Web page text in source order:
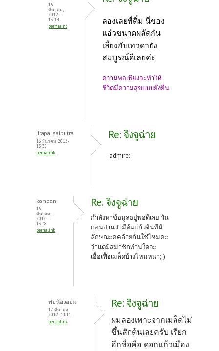
16
มีนาคม,
2012 -
13:14
permalink
ลองเลยพี่ติ๋ม นี่ของ
แอ๋วขนาดผลัดกัน
เลี้ยงกับเทวดายัง
สมบูรณ์ดีเลยค่ะ
ความพอเพียงจะทำให้
ชีวิตมีความสุขแบบยั่งยืน
jirapa_saibutra
16 มีนาคม, 2012 -
13:35
permalink
Re: จิงจูฉ่าย
:admire:
kampan
16
มีนาคม,
2012 -
13:48
permalink
Re: จิงจูฉ่าย
กำลังหาข้อมูลอยู่พอดีเลย วัน
ก่อนอ่านว่ามีต้นแก้วจีนทีมี
ลักษณะคคล้ายกันใช่ไหมคะ
ว่าแต่มีสมาชิกท่านใดจะ
เอื้อเฟื้อเมล็ดบ้างไหมหนา;-)
พ่อน้องออม
17 มีนาคม,
2012 - 11:11
permalink
Re: จิงจูฉ่าย
ผมลองเพาะจากเมล็ดไม่
ขึ้นสักต้นเลยครับ เรียก
อีกชื่อคือ ดอกแก้วเมือง